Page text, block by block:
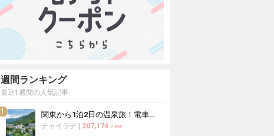
週間ランキング
最近1週間の人気記事
1 関東から1泊2日の温泉旅！電車で行ける温泉地おすすめ15選
チャイラテ 207,174 view